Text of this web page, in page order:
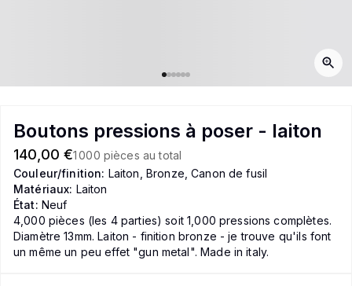
Boutons pressions à poser - laiton
140,00 €1 000 pièces au total
Couleur/finition: Laiton, Bronze, Canon de fusil
Matériaux: Laiton
État: Neuf
4,000 pièces (les 4 parties) soit 1,000 pressions complètes.
Diamètre 13mm. Laiton - finition bronze - je trouve qu'ils font
un même un peu effet "gun metal". Made in italy.